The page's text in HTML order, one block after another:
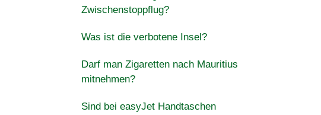
Zwischenstoppflug?
Was ist die verbotene Insel?
Darf man Zigaretten nach Mauritius
mitnehmen?
Sind bei easyJet Handtaschen